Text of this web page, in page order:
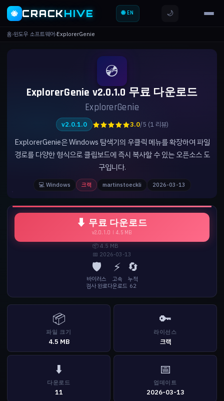
🐝 CRACKHIVE 🌐 EN 🌙
홈›윈도우 소프트웨어›ExplorerGenie
💿
ExplorerGenie v2.0.1.0 무료 다운로드
ExplorerGenie
v2.0.1.0 ★★★★★3.0/5 (1 리뷰)
ExplorerGenie은 Windows 탐색기의 우클릭 메뉴를 확장하여 파일
경로를 다양한 형식으로 클립보드에 즉시 복사할 수 있는 오픈소스 도
구입니다.
💻 Windows 크랙 martinstoeckli 2026-03-13
⬇ 무료 다운로드
v2.0.1.0 | 4.5 MB
📦 4.5 MB
📅 2026-03-13
🛡️
바이러스
검사 완료
⚡
고속
다운로드
🔄
누적
62
📦
파일 크기
4.5 MB
🔑
라이선스
크랙
⬇️
다운로드
11
📅
업데이트
2026-03-13